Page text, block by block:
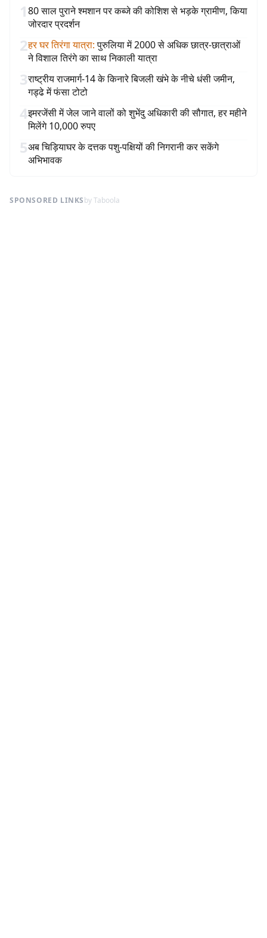
180 साल पुराने श्मशान पर कब्जे की कोशिश से भड़के ग्रामीण, किया
जोरदार प्रदर्शन
2हर घर तिरंगा यात्रा: पुरुलिया में 2000 से अधिक छात्र-छात्राओं
ने विशाल तिरंगे का साथ निकाली यात्रा
3राष्ट्रीय राजमार्ग-14 के किनारे बिजली खंभे के नीचे धंसी जमीन,
गड्ढे में फंसा टोटो
4इमरजेंसी में जेल जाने वालों को शुभेंदु अधिकारी की सौगात, हर महीने
मिलेंगे 10,000 रुपए
5अब चिड़ियाघर के दत्तक पशु-पक्षियों की निगरानी कर सकेंगे
अभिभावक
SPONSORED LINKSby Taboola